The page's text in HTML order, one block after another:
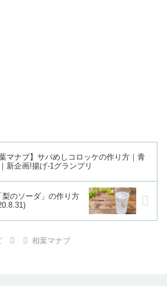
葉マナブ】サバめしコロッケの作り方｜青
新企画!揚げ-1グランプリ
梨のソーダ」の作り方
相葉マナブ